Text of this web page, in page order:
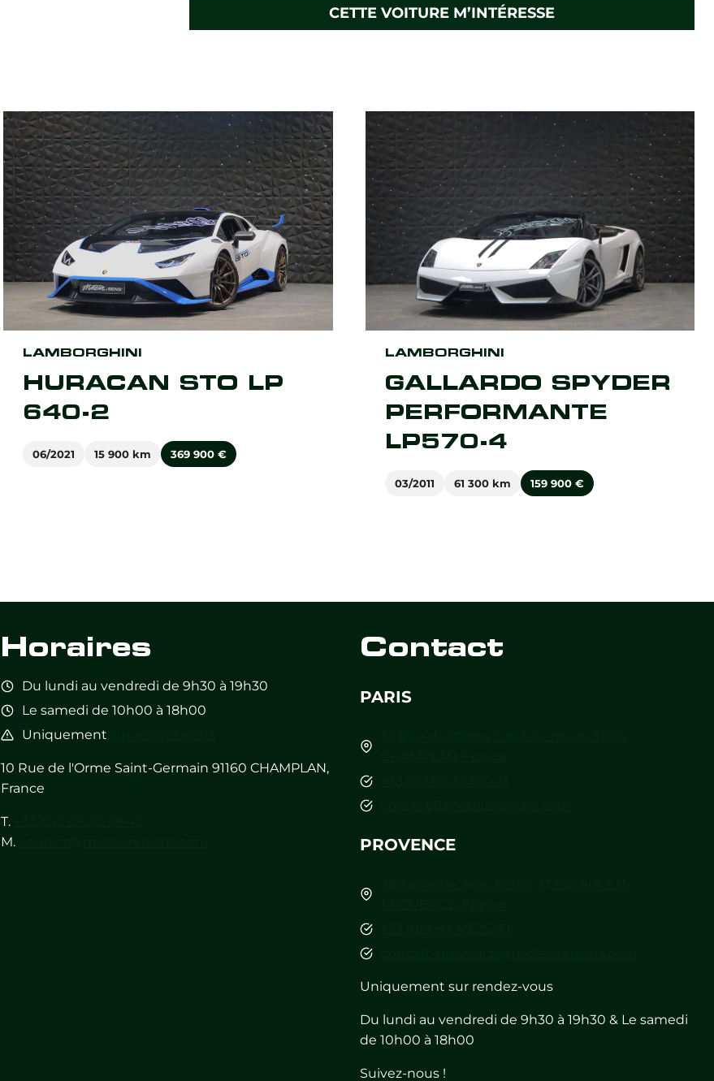
CETTE VOITURE M’INTÉRESSE
HURACAN STO LP
640-2
LAMBORGHINI
06/2021 15 900 km 369 900€
GALLARDO SPYDER
PERFORMANTE
LP570-4
LAMBORGHINI
03/2011 61 300 km 159 900 €
Horaires
Du lundi au vendredi de 9h30 à 19h30
Le samedi de 10h00 à 18h00
Uniquement
10 Rue de l'Orme Saint-Germain 91160 CHAMPLAN,
France
T.
M.
Contact
PARIS
PROVENCE
Uniquement sur rendez-vous
Du lundi au vendredi de 9h30 à 19h30 & Le samedi
de 10h00 à 18h00
Suivez-nous !